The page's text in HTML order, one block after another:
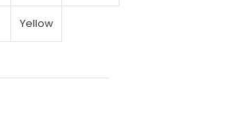
Yellow